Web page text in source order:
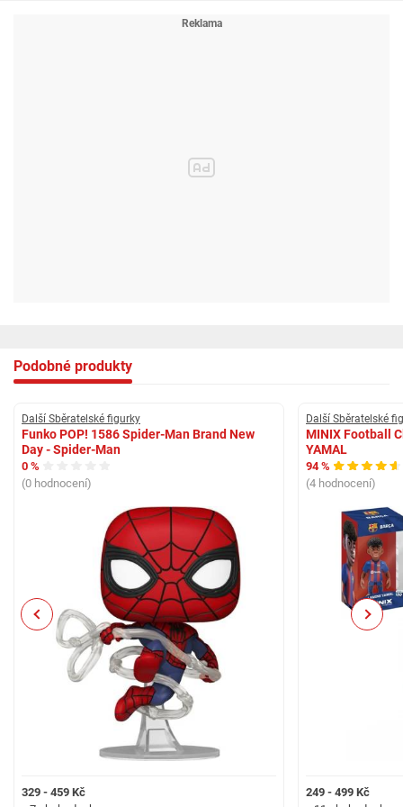
- Skvělá služba: Dbáme o kontakt a spokojenost zákazníků – radíme,
Podobné produkty
Další Sběratelské figurky
Funko POP! 1586 Spider-Man Brand New
Day - Spider-Man
0 %
(0 hodnocení)
329 - 459 Kč
Další Sběratelské
MINIX Football
YAMAL
94 %
(4 hodnocení)
249 - 499 Kč
Previous Next